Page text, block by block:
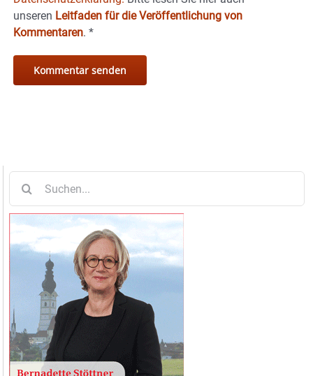
unseren Leitfaden für die Veröffentlichung von
Kommentaren. *
nach: